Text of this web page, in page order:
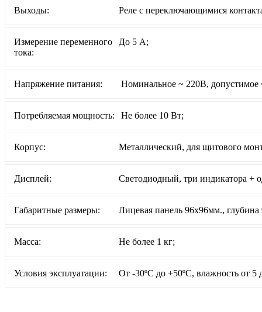
Выходы: Реле с переключающимися
Измерение переменного
тока:
До 5 А;
Напряжение питания: Номинальное ~ 220В,
Потребляемая мощность: Не более 10 Вт;
Корпус: Металлический, для щитового
Дисплей: Светодиодный, три индикатора +
Габаритные размеры: Лицевая панель 96х96мм.,
Масса: Не более 1 кг;
Условия эксплуатации: От -30ºС до +50ºС, влажность от 5